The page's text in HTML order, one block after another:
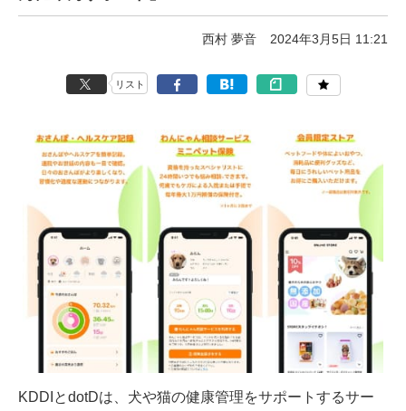
西村 夢音 2024年3月5日 11:21
リスト
KDDIとdotDは、犬や猫の健康管理をサポートするサー